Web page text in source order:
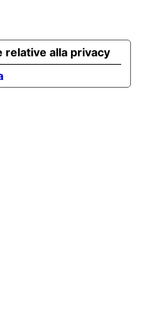
alla privacy